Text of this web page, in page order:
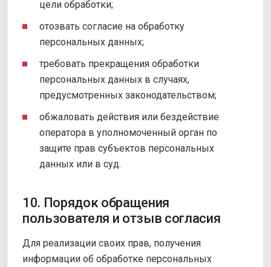
цели обработки;
отозвать согласие на обработку
персональных данных;
требовать прекращения обработки
персональных данных в случаях,
предусмотренных законодательством;
обжаловать действия или бездействие
оператора в уполномоченный орган по
защите прав субъектов персональных
данных или в суд.
10. Порядок обращения
пользователя и отзыв согласия
Для реализации своих прав, получения
информации об обработке персональных